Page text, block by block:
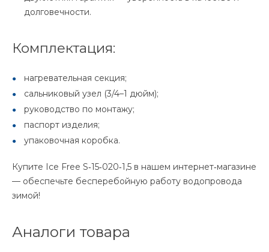
долговечности.
Комплектация:
нагревательная секция;
сальниковый узел (3/4–1 дюйм);
руководство по монтажу;
паспорт изделия;
упаковочная коробка.
Купите Ice Free S‑15‑020‑1,5 в нашем интернет‑магазине
— обеспечьте бесперебойную работу водопровода
зимой!
Аналоги товара